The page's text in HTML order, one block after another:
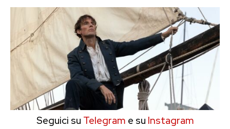
Seguici su Telegram e su Instagram